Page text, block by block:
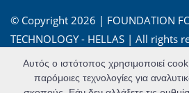
© Copyright 2026 | FOUNDATION
TECHNOLOGY - HELLAS | All rights
'Οροι Χρήσης|Πολιτική Απορρήτου
Αυτός ο ιστότοπος χρησιμοποιεί
παρόμοιες τεχνολογίες για